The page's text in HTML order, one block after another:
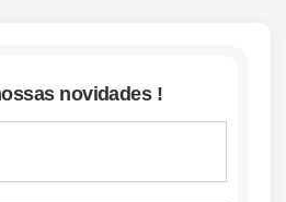
novidades !